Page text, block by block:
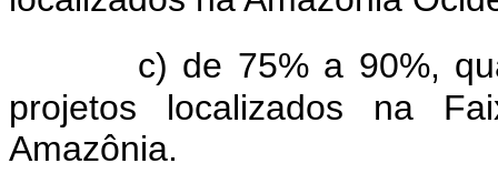
c) de 75% a 90%,
projetos localizados na
Amazônia.